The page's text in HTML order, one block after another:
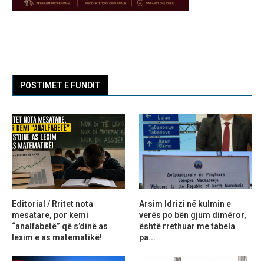
POSTIMET E FUNDIT
Editorial / Rritet nota
mesatare, por kemi
“analfabetë” që s’dinë as
lexim e as matematikë!
Arsim Idrizi në kulmin e
verës po bën gjum dimëror,
është rrethuar me tabela
pa...